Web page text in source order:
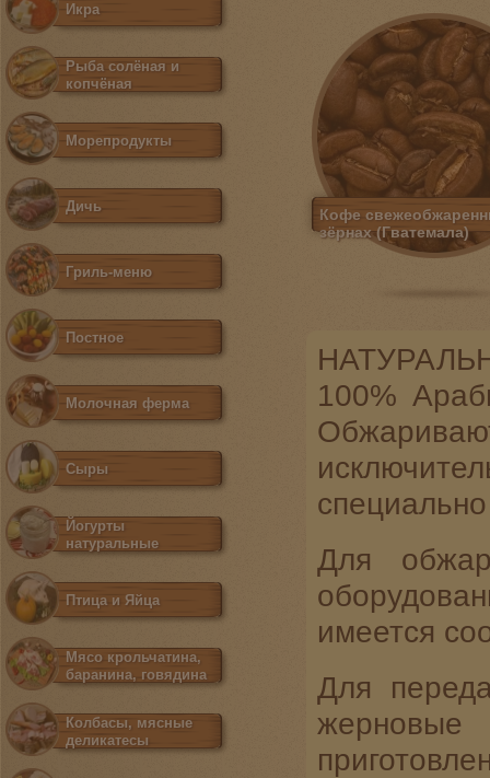
Кофе
зёрнах (Гватемала)
100%
Для
имеется
Для
жерновые
Икра
Рыба солёная и
копчёная
Морепродукты
Дичь
Гриль-меню
Постное
Молочная ферма
Сыры
Йогурты
натуральные
Птица и Яйца
Мясо крольчатина,
баранина, говядина
Колбасы, мясные
деликатесы